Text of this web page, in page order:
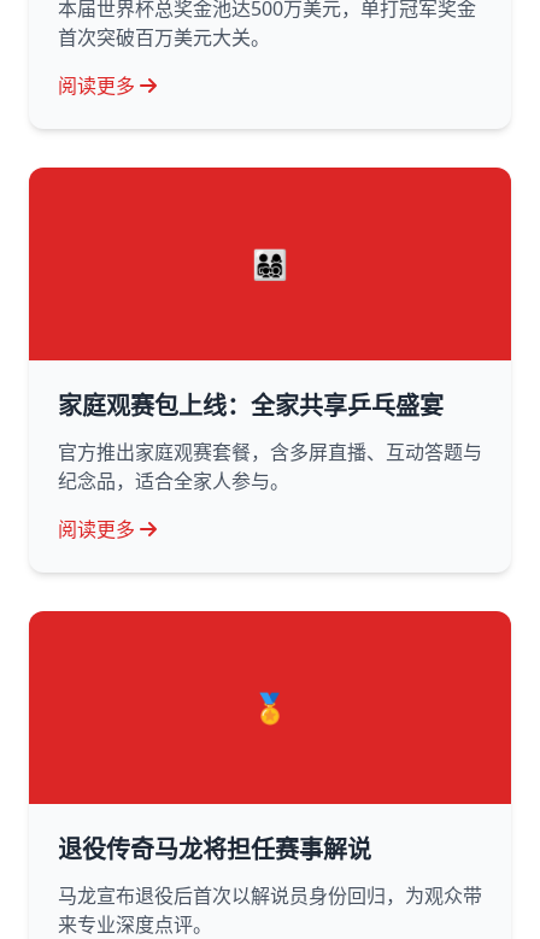
本届世界杯总奖金池达500万美元，单打冠军奖金
首次突破百万美元大关。
阅读更多
👨‍👩‍👧‍👦
家庭观赛包上线：全家共享乒乓盛宴
官方推出家庭观赛套餐，含多屏直播、互动答题与
纪念品，适合全家人参与。
阅读更多
🏅
退役传奇马龙将担任赛事解说
马龙宣布退役后首次以解说员身份回归，为观众带
来专业深度点评。